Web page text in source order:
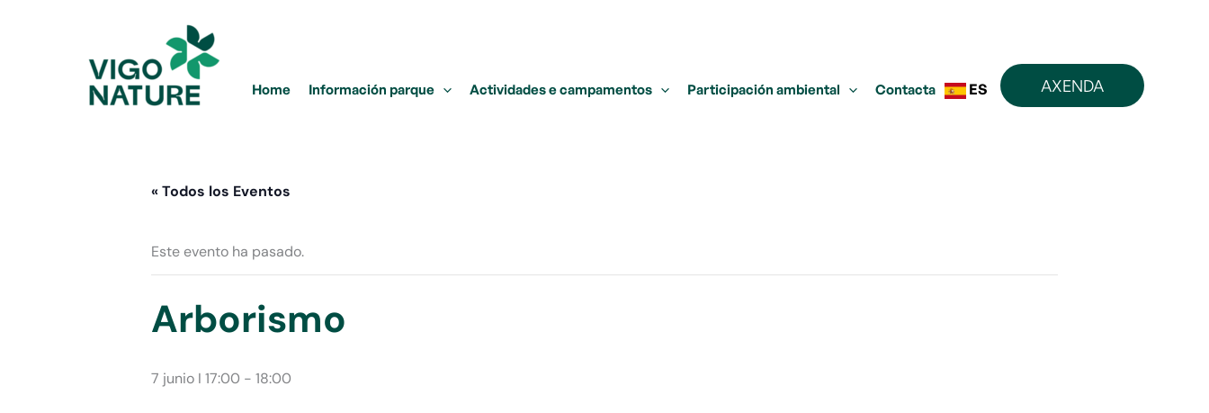
Home Información parque Actividades e campamentos Participación ambiental Contacta ES AXENDA
« Todos los Eventos
Este evento ha pasado.
Arborismo
7 junio I 17:00 - 18:00